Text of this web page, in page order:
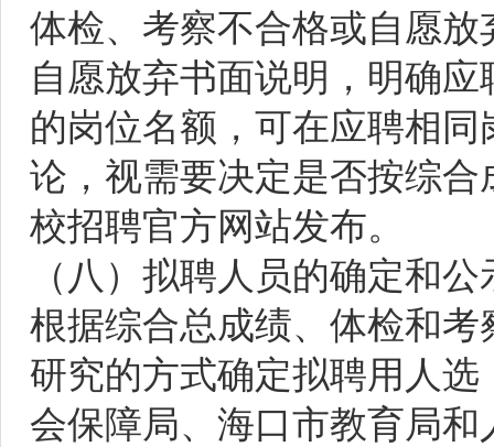
体检、考察不合格或自愿
自愿放弃书面说明，明确
的岗位名额，可在应聘相
论，视需要决定是否按综
校招聘官方网站发布。
（八）拟聘人员的确定和公
根据综合总成绩、体检和
研究的方式确定拟聘用人
会保障局、海口市教育局